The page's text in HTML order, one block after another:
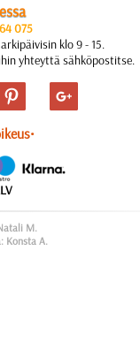
075
klo 9 - 15.
yhteyttä sähköpostitse.
M.
Konsta A.